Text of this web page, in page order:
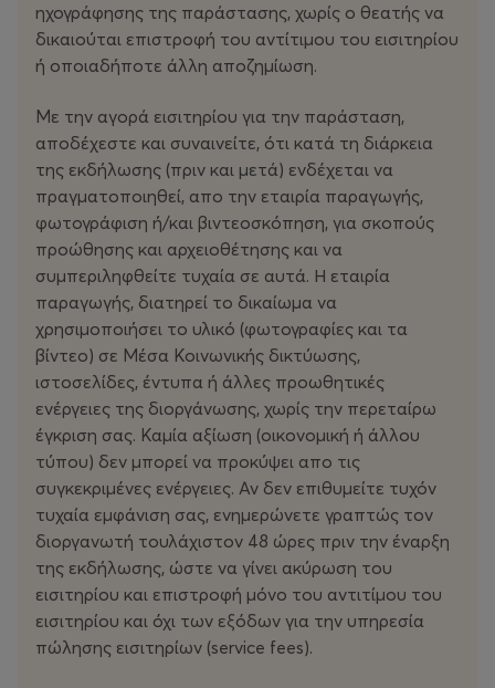
ηχογράφησης της παράστασης, χωρίς ο θεατής να
δικαιούται επιστροφή του αντίτιμου του εισιτηρίου
ή οποιαδήποτε άλλη αποζημίωση.
Με την αγορά εισιτηρίου για την παράσταση,
αποδέχεστε και συναινείτε, ότι κατά τη διάρκεια
της εκδήλωσης (πριν και μετά) ενδέχεται να
πραγματοποιηθεί, απο την εταιρία παραγωγής,
φωτογράφιση ή/και βιντεοσκόπηση, για σκοπούς
προώθησης και αρχειοθέτησης και να
συμπεριληφθείτε τυχαία σε αυτά. Η εταιρία
παραγωγής, διατηρεί το δικαίωμα να
χρησιμοποιήσει το υλικό (φωτογραφίες και τα
βίντεο) σε Μέσα Κοινωνικής δικτύωσης,
ιστοσελίδες, έντυπα ή άλλες προωθητικές
ενέργειες της διοργάνωσης, χωρίς την περεταίρω
έγκριση σας. Καμία αξίωση (οικονομική ή άλλου
τύπου) δεν μπορεί να προκύψει απο τις
συγκεκριμένες ενέργειες. Αν δεν επιθυμείτε τυχόν
τυχαία εμφάνιση σας, ενημερώνετε γραπτώς τον
διοργανωτή τουλάχιστον 48 ώρες πριν την έναρξη
της εκδήλωσης, ώστε να γίνει ακύρωση του
εισιτηρίου και επιστροφή μόνο του αντιτίμου του
εισιτηρίου και όχι των εξόδων για την υπηρεσία
πώλησης εισιτηρίων (service fees).